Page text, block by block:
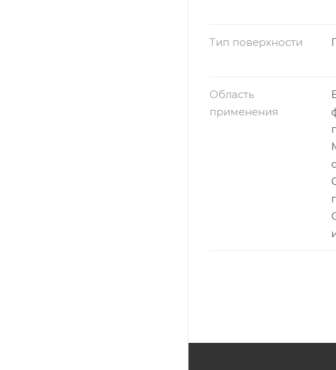
Тип поверхности
Область
применения